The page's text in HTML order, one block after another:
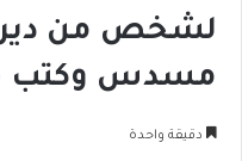
لشخص من دير
مسدس وكتب
دقيقة واحدة